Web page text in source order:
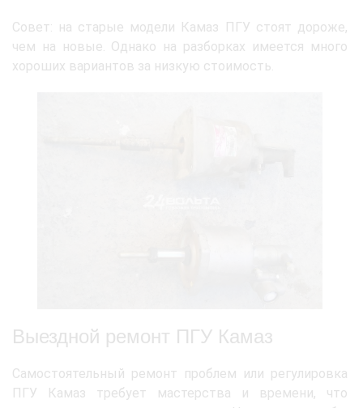
Совет: на старые модели Камаз ПГУ стоят дороже,
чем на новые. Однако на разборках имеется много
хороших вариантов за низкую стоимость.
Выездной ремонт ПГУ Камаз
Самостоятельный ремонт проблем или регулировка
ПГУ Камаз требует мастерства и времени, что